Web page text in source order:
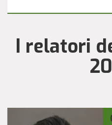
I relatori